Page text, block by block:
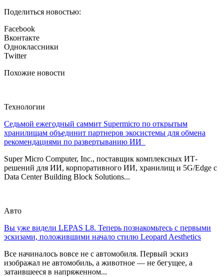
Поделиться новостью:
Facebook
Вконтакте
Одноклассники
Twitter
Похожие новости
Технологии
Седьмой ежегодный саммит Supermicro по открытым
хранилищам объединит партнеров экосистемы для обмена
рекомендациями по развертыванию ИИ
Super Micro Computer, Inc., поставщик комплексных ИТ-
решений для ИИ, корпоративного ИИ, хранилищ и 5G/Edge с
Data Center Building Block Solutions...
Авто
Вы уже видели LEPAS L8. Теперь познакомьтесь с первыми
эскизами, положившими начало стилю Leopard Aesthetics
Все начиналось вовсе не с автомобиля. Первый эскиз
изображал не автомобиль, а животное — не бегущее, а
затаившееся в напряженном...